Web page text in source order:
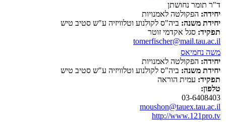
ד"ר תומר נחושתן
יחידה: הפקולטה לאמנויות
יחידת משנה: ביה"ס לקולנוע וטלוויזיה ע"ש סטיב טיש
תפקיד: סגל אקדמי זוטר
tomerfischer@mail.tau.ac.il
משה נחמיאס
יחידה: הפקולטה לאמנויות
יחידת משנה: ביה"ס לקולנוע וטלוויזיה ע"ש סטיב טיש
תפקיד: עמית הוראה
טלפון:
03-6408403
moushon@tauex.tau.ac.il
http://www.121pro.tv